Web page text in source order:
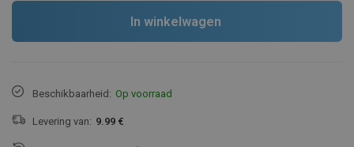
In winkelwagen
Beschikbaarheid: Op voorraad
Levering van: 9.99 €